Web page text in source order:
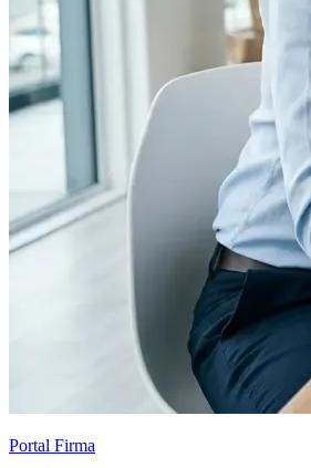
Portal Firma